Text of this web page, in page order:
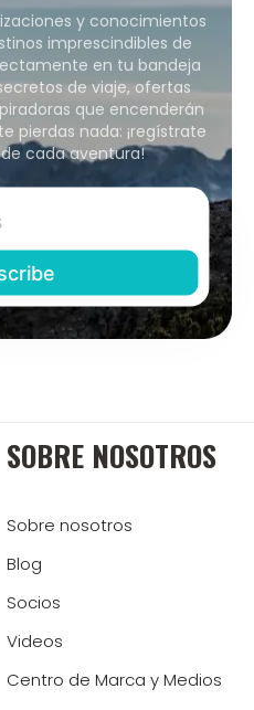
y conocimientos
imprescindibles de
en tu bandeja
de viaje, ofertas
que encenderán
pierdas nada: ¡regístrate
cada aventura!
SOBRE NOSOTROS
Sobre nosotros
Blog
Socios
Videos
Centro de Marca y Medios